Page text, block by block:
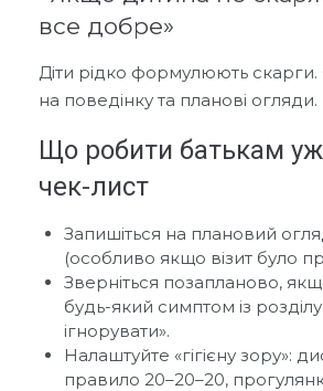
все добре»
Діти рідко формулюють скарги.
на поведінку та планові огляди.
Що робити батькам
чек-лист
Запишіться на плановий
(особливо якщо візит було
Зверніться позапланово,
будь-який симптом із
ігнорувати».
Налаштуйте «гігієну зору»:
правило 20–20–20,